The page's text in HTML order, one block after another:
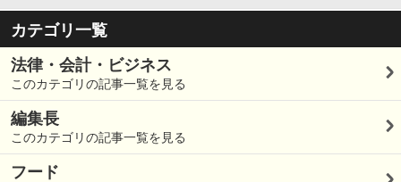
カテゴリ一覧
法律・会計・ビジネス
このカテゴリの記事一覧を見る
編集長
このカテゴリの記事一覧を見る
フード